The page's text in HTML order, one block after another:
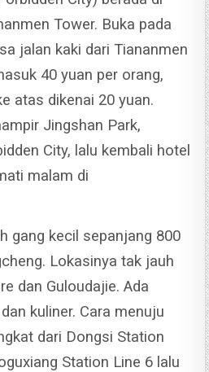
Tower. Buka pada
jalan kaki dari Tiananmen
40 yuan per orang,
atas dikenai 20 yuan.
Jingshan Park,
City, lalu kembali hotel
malam di
gang kecil sepanjang 800
Lokasinya tak jauh
dan Guloudajie. Ada
kuliner. Cara menuju
dari Dongsi Station
Station Line 6 lalu